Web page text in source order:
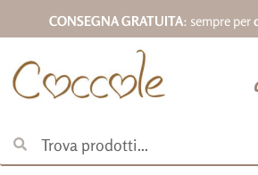
CONSEGNA GRATUITA: sempre per